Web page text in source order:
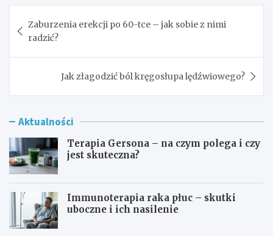
wpisu
Zaburzenia erekcji po 60-tce – jak sobie z nimi
radzić?
Jak złagodzić ból kręgosłupa lędźwiowego?
Aktualności
Terapia Gersona – na czym polega i czy
jest skuteczna?
Immunoterapia raka płuc – skutki
uboczne i ich nasilenie